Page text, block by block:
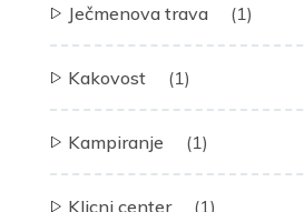
Ječmenova trava (1)
Kakovost (1)
Kampiranje (1)
Klicni center (1)